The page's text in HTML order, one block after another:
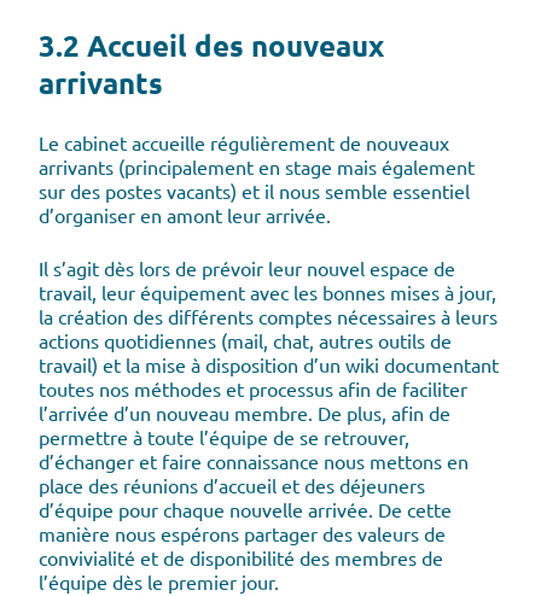
3.2 Accueil des nouveaux
arrivants
Le cabinet accueille régulièrement de nouveaux
arrivants (principalement en stage mais également
sur des postes vacants) et il nous semble essentiel
d’organiser en amont leur arrivée.
Il s’agit dès lors de prévoir leur nouvel espace de
travail, leur équipement avec les bonnes mises à jour,
la création des différents comptes nécessaires à leurs
actions quotidiennes (mail, chat, autres outils de
travail) et la mise à disposition d’un wiki documentant
toutes nos méthodes et processus afin de faciliter
l’arrivée d’un nouveau membre. De plus, afin de
permettre à toute l’équipe de se retrouver,
d’échanger et faire connaissance nous mettons en
place des réunions d’accueil et des déjeuners
d’équipe pour chaque nouvelle arrivée. De cette
manière nous espérons partager des valeurs de
convivialité et de disponibilité des membres de
l’équipe dès le premier jour.